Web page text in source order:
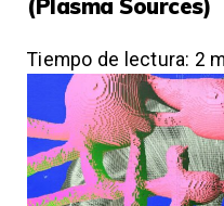
b
o
k
t
r
s
p
p
(Plasma Sources)
Tiempo de lectura: 2